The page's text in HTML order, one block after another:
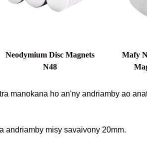
Neodymium Disc Magnets
N48
Mafy
manokana ho an'ny andriamby ao
andriamby misy savaivony 20mm.